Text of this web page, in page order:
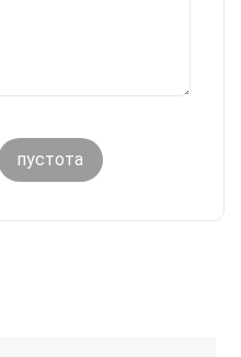
пустота